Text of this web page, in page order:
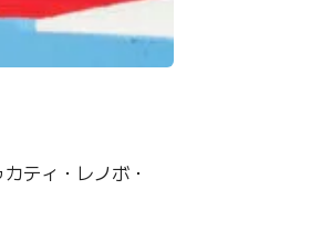
ティ・レノボ・